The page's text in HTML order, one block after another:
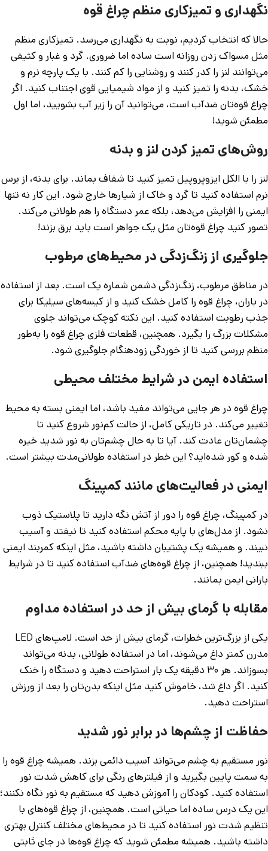
نگهداری و تمیزکاری منظم چراغ قوه
حالا که انتخاب کردیم، نوبت به نگهداری می‌رسد. تمیزکاری منظم
مثل مسواک زدن روزانه است ساده اما ضروری. گرد و غبار و کثیفی
می‌توانند لنز را کدر کنند و روشنایی را کم کنند. با یک پارچه نرم و
خشک، بدنه را تمیز کنید و از مواد شیمیایی قوی اجتناب کنید. اگر
چراغ قوه‌تان ضدآب است، می‌توانید آن را زیر آب بشویید، اما اول
مطمئن شوید!
روش‌های تمیز کردن لنز و بدنه
لنز را با الکل ایزوپروپیل تمیز کنید تا شفاف بماند. برای بدنه، از برس
نرم استفاده کنید تا گرد و خاک از شیارها خارج شود. این کار نه تنها
ایمنی را افزایش می‌دهد، بلکه عمر دستگاه را هم طولانی می‌کند.
تصور کنید چراغ قوه‌تان مثل یک جواهر است باید برق بزند!
جلوگیری از زنگ‌زدگی در محیط‌های مرطوب
در مناطق مرطوب، زنگ‌زدگی دشمن شماره یک است. بعد از استفاده
در باران، چراغ قوه را کامل خشک کنید و از کیسه‌های سیلیکا برای
جذب رطوبت استفاده کنید. این نکته کوچک می‌تواند جلوی
مشکلات بزرگ را بگیرد. همچنین، قطعات فلزی چراغ قوه را به‌طور
منظم بررسی کنید تا از خوردگی زودهنگام جلوگیری شود.
استفاده ایمن در شرایط مختلف محیطی
چراغ قوه در هر جایی می‌تواند مفید باشد، اما ایمنی بسته به محیط
تغییر می‌کند. در تاریکی کامل، از حالت کم‌نور شروع کنید تا
چشمان‌تان عادت کند. آیا تا به حال چشم‌تان به نور شدید خیره
شده و کور شده‌اید؟ این خطر در استفاده طولانی‌مدت بیشتر است.
ایمنی در فعالیت‌های مانند کمپینگ
در کمپینگ، چراغ قوه را دور از آتش نگه دارید تا پلاستیک ذوب
نشود. از مدل‌های با پایه محکم استفاده کنید تا نیفتد و آسیب
نبیند. و همیشه یک پشتیبان داشته باشید، مثل اینکه کمربند ایمنی
ببندید! همچنین، از چراغ قوه‌های ضدآب استفاده کنید تا در شرایط
بارانی ایمن بمانند.
مقابله با گرمای بیش از حد در استفاده مداوم
یکی از بزرگ‌ترین خطرات، گرمای بیش از حد است. لامپ‌های LED
مدرن کمتر داغ می‌شوند، اما در استفاده طولانی، بدنه می‌تواند
بسوزاند. هر ۳۰ دقیقه یک بار استراحت دهید و دستگاه را خنک
کنید. اگر داغ شد، خاموش کنید مثل اینکه بدن‌تان را بعد از ورزش
استراحت دهید.
حفاظت از چشم‌ها در برابر نور شدید
نور مستقیم به چشم می‌تواند آسیب دائمی بزند. همیشه چراغ قوه‌ را
به سمت پایین بگیرید و از فیلترهای رنگی برای کاهش شدت نور
استفاده کنید. کودکان را آموزش دهید که مستقیم به نور نگاه نکنند؛
این یک درس ساده اما حیاتی است. همچنین، از چراغ قوه‌های با
تنظیم شدت نور استفاده کنید تا در محیط‌های مختلف کنترل بهتری
داشته باشید. همیشه مطمئن شوید که چراغ قوه‌ها در جای ثابتی